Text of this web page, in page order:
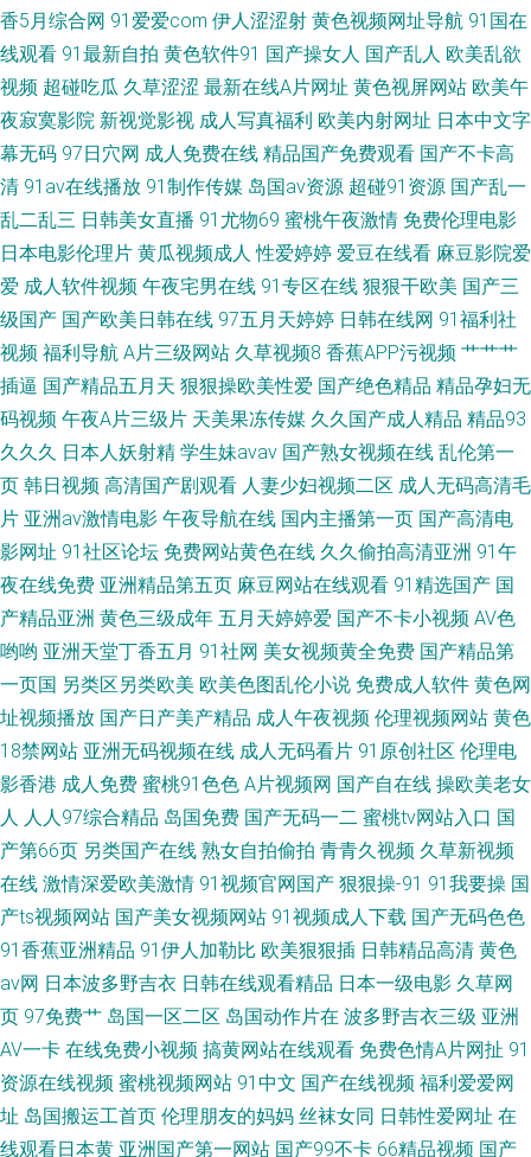
香5月综合网 91爱爱com 伊人涩涩射 黄色视频网址导航 91国在
线观看 91最新自拍 黄色软件91 国产操女人 国产乱人 欧美乱欲
视频 超碰吃瓜 久草涩涩 最新在线A片网址 黄色视屏网站 欧美午
夜寂寞影院 新视觉影视 成人写真福利 欧美内射网址 日本中文字
幕无码 97日穴网 成人免费在线 精品国产免费观看 国产不卡高
清 91av在线播放 91制作传媒 岛国av资源 超碰91资源 国产乱一
乱二乱三 日韩美女直播 91尤物69 蜜桃午夜激情 免费伦理电影
日本电影伦理片 黄瓜视频成人 性爱婷婷 爱豆在线看 麻豆影院爱
爱 成人软件视频 午夜宅男在线 91专区在线 狠狠干欧美 国产三
级国产 国产欧美日韩在线 97五月天婷婷 日韩在线网 91福利社
视频 福利导航 A片三级网站 久草视频8 香蕉APP污视频 艹艹艹
插逼 国产精品五月天 狠狠操欧美性爱 国产绝色精品 精品孕妇无
码视频 午夜A片三级片 天美果冻传媒 久久国产成人精品 精品93
久久久 日本人妖射精 学生妹avav 国产熟女视频在线 乱伦第一
页 韩日视频 高清国产剧观看 人妻少妇视频二区 成人无码高清毛
片 亚洲av激情电影 午夜导航在线 国内主播第一页 国产高清电
影网址 91社区论坛 免费网站黄色在线 久久偷拍高清亚洲 91午
夜在线免费 亚洲精品第五页 麻豆网站在线观看 91精选国产 国
产精品亚洲 黄色三级成年 五月天婷婷爱 国产不卡小视频 AV色
哟哟 亚洲天堂丁香五月 91社网 美女视频黄全免费 国产精品第
一页国 另类区另类欧美 欧美色图乱伦小说 免费成人软件 黄色网
址视频播放 国产日产美产精品 成人午夜视频 伦理视频网站 黄色
18禁网站 亚洲无码视频在线 成人无码看片 91原创社区 伦理电
影香港 成人免费 蜜桃91色色 A片视频网 国产自在线 操欧美老女
人 人人97综合精品 岛国免费 国产无码一二 蜜桃tv网站入口 国
产第66页 另类国产在线 熟女自拍偷拍 青青久视频 久草新视频
在线 激情深爱欧美激情 91视频官网国产 狠狠操-91 91我要操 国
产ts视频网站 国产美女视频网站 91视频成人下载 国产无码色色
91香蕉亚洲精品 91伊人加勒比 欧美狠狠插 日韩精品高清 黄色
av网 日本波多野吉衣 日韩在线观看精品 日本一级电影 久草网
页 97免费艹 岛国一区二区 岛国动作片在 波多野吉衣三级 亚洲
AV一卡 在线免费小视频 搞黄网站在线观看 免费色情A片网扯 91
资源在线视频 蜜桃视频网站 91中文 国产在线视频 福利爱爱网
址 岛国搬运工首页 伦理朋友的妈妈 丝袜女同 日韩性爱网址 在
线观看日本黄 亚洲国产第一网站 国产99不卡 66精品视频 国产